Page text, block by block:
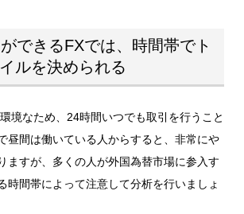
できるFXでは、時間帯でト
ルを決められる
境なため、24時間いつでも取引を行うこと
昼間は働いている人からすると、非常にや
ますが、多くの人が外国為替市場に参入す
時間帯によって注意して分析を行いましょ